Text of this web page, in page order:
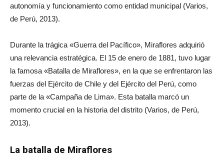
autonomía y funcionamiento como entidad municipal (Varios,
de Perú, 2013).
Durante la trágica «Guerra del Pacífico», Miraflores adquirió
una relevancia estratégica. El 15 de enero de 1881, tuvo lugar
la famosa «Batalla de Miraflores», en la que se enfrentaron las
fuerzas del Ejército de Chile y del Ejército del Perú, como
parte de la «Campaña de Lima». Esta batalla marcó un
momento crucial en la historia del distrito (Varios, de Perú,
2013).
La batalla de Miraflores